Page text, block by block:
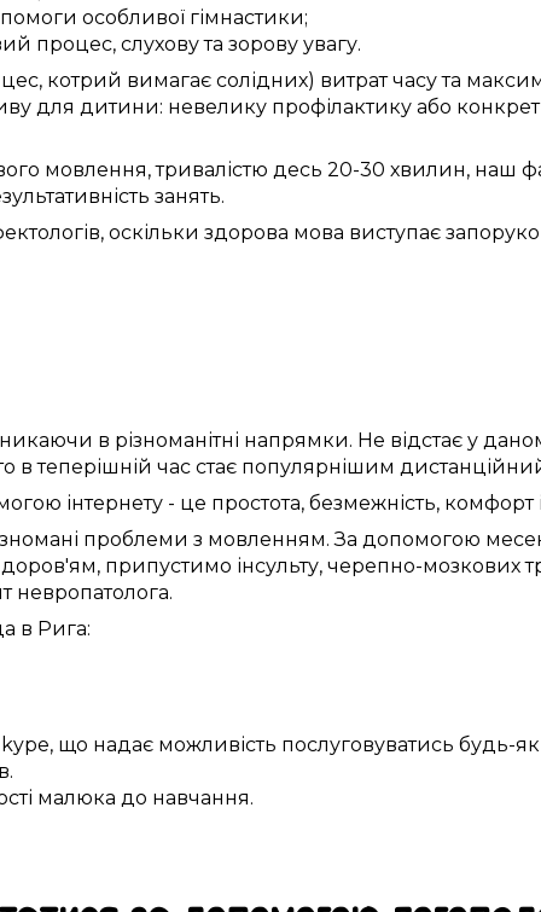
особливої гімнастики;
процес, слухову та зорову увагу.
котрий вимагає солідних) витрат часута
для дитини: невелику профілактику або
мовлення,тривалістю десь 20-30 хвилин, наш
занять.
, оскільки здорова мова виступає
в різноманітні напрямки. Не відстає у
в теперішній час стає популярнішим
інтернету - це простота, безмежність, комфорт
проблеми з мовленням.За допомогою
, припустимо інсульту, черепно-мозкових
невропатолога.
в Рига:
, що надає можливість послуговуватись будь-
малюка до навчання.